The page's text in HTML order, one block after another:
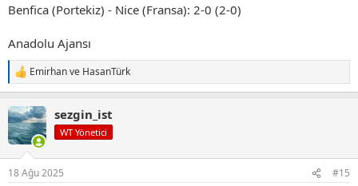
Benfica (Portekiz) - Nice (Fransa): 2-0 (2-0)
Anadolu Ajansı
T
e
k
i
l
:
Emirhanve HasanTürk
sezgin_ist
WT Yönetici
18 Ağu 2025 #15